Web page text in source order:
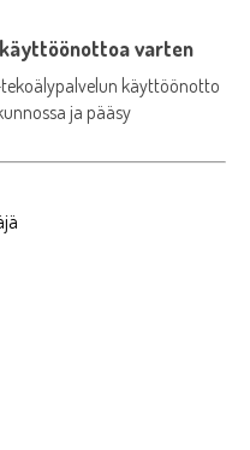
varten
käyttöönotto
ja pääsy